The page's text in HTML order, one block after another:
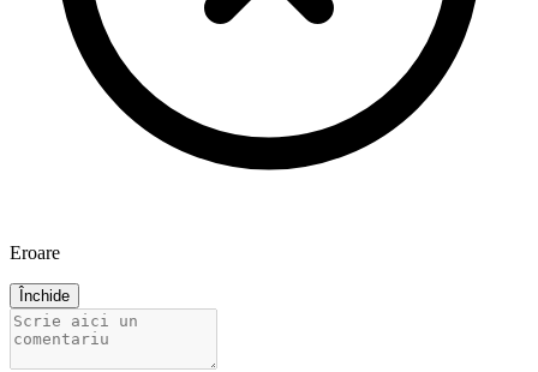
Eroare
Închide